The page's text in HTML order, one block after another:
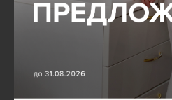
Смотрите также